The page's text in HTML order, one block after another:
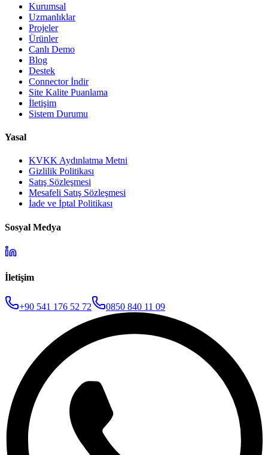
Kurumsal
Uzmanlıklar
Projeler
Ürünler
Canlı Demo
Blog
Destek
Connector İndir
Site Kalite Puanlama
İletişim
Sistem Durumu
Yasal
KVKK Aydınlatma Metni
Gizlilik Politikası
Satış Sözleşmesi
Mesafeli Satış Sözleşmesi
İade ve İptal Politikası
Sosyal Medya
İletişim
+90 541 176 52 72 0850 840 11 09